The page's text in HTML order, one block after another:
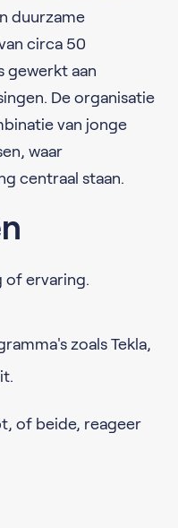
duurzame
circa 50
gewerkt aan
De organisatie
van jonge
waar
centraal staan.
of ervaring.
zoals Tekla,
of beide, reageer